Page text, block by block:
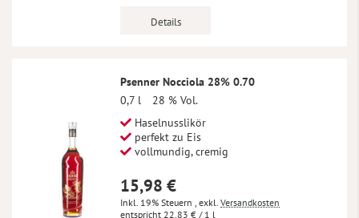
Details
Psenner Nocciola 28% 0.70
0,7 l
28 % Vol.
Haselnusslikör
perfekt zu Eis
vollmundig, cremig
15,98 €
Inkl. 19% Steuern , exkl. Versandkosten
22,83 € / 1 l